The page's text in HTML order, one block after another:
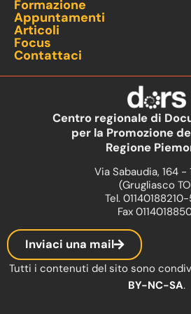
Formazione
Appuntamenti
Articoli
Focus
Contattaci
Centro regionale di
per la Promozione
Regione
Via Sabaudia, 164 -
(Grugliasco
Tel.
Fax
Inviaci una mail
Tutti i contenuti del sito sono
BY-NC-SA.